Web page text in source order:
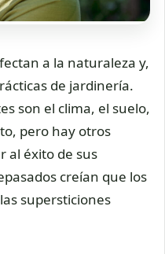
a la naturaleza y,
de jardinería.
son el clima, el suelo,
pero hay otros
al éxito de sus
creían que los
supersticiones